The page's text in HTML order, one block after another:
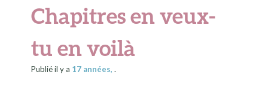
Chapitres en veux-
tu en voilà
Publié il y a 17 années,.